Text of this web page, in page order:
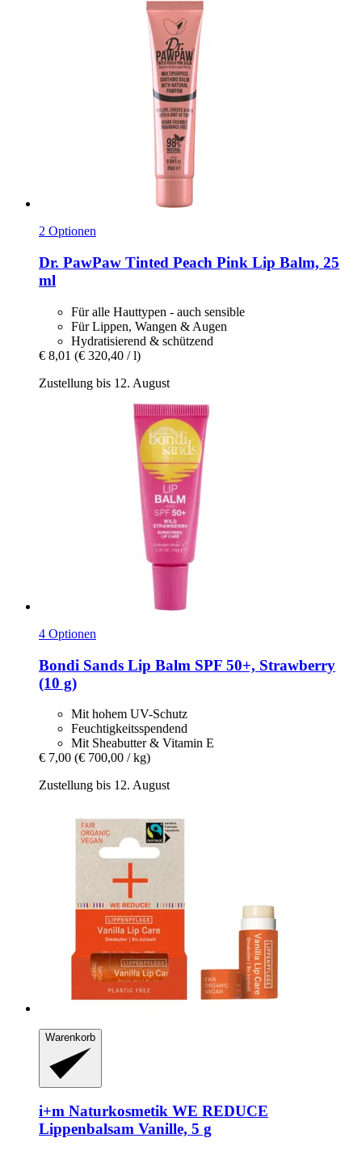
2 Optionen
Dr. PawPaw Tinted Peach Pink Lip Balm, 25
ml
Für alle Hauttypen - auch sensible
Für Lippen, Wangen & Augen
Hydratisierend & schützend
€ 8,01 (€ 320,40 / l)
Zustellung bis 12. August
4 Optionen
Bondi Sands Lip Balm SPF 50+, Strawberry
(10 g)
Mit hohem UV-Schutz
Feuchtigkeitsspendend
Mit Sheabutter & Vitamin E
€ 7,00 (€ 700,00 / kg)
Zustellung bis 12. August
Warenkorb
i+m Naturkosmetik WE REDUCE
Lippenbalsam Vanille, 5 g